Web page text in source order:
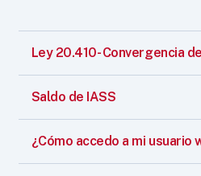
Ley 20.410- Convergencia
Saldo de IASS
¿Cómo accedo a mi usuario